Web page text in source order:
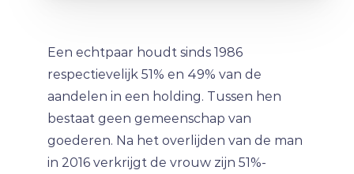
Een echtpaar houdt sinds 1986
respectievelijk 51% en 49% van de
aandelen in een holding. Tussen hen
bestaat geen gemeenschap van
goederen. Na het overlijden van de man
in 2016 verkrijgt de vrouw zijn 51%-